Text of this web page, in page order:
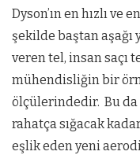
Dyson’ın en hızlı ve
şekilde baştan aşağı
veren tel, insan saçı
mühendisliğin bir
ölçülerindedir. Bu
rahatça sığacak
eşlik eden yeni